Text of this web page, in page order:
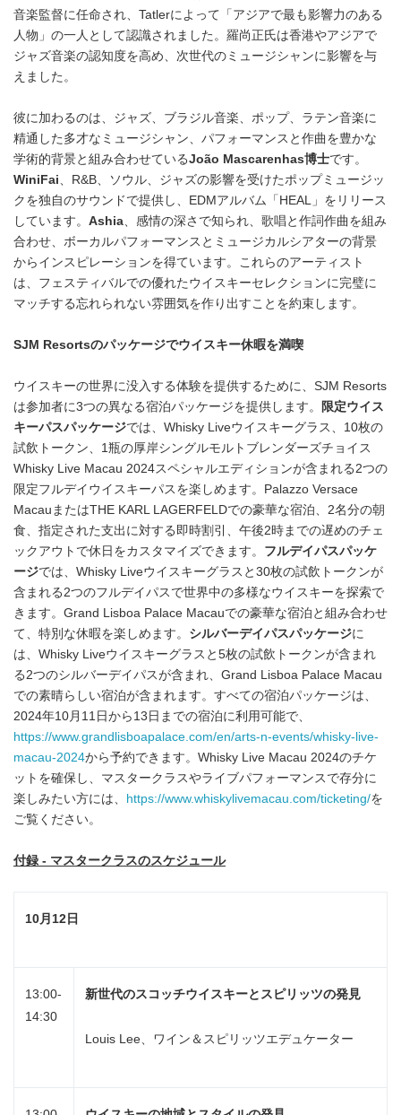
音楽監督に任命され、Tatlerによって「アジアで最も影響力のある
人物」の一人として認識されました。羅尚正氏は香港やアジアで
ジャズ音楽の認知度を高め、次世代のミュージシャンに影響を与
えました。
彼に加わるのは、ジャズ、ブラジル音楽、ポップ、ラテン音楽に
精通した多才なミュージシャン、パフォーマンスと作曲を豊かな
学術的背景と組み合わせているJoão Mascarenhas博士です。
WiniFai 、R&B、ソウル、ジャズの影響を受けたポップミュージッ
クを独自のサウンドで提供し、EDMアルバム「HEAL」をリリース
しています。 Ashia 、感情の深さで知られ、歌唱と作詞作曲を組み
合わせ、ボーカルパフォーマンスとミュージカルシアターの背景
からインスピレーションを得ています。これらのアーティスト
は、フェスティバルでの優れたウイスキーセレクションに完璧に
マッチする忘れられない雰囲気を作り出すことを約束します。
SJM Resortsのパッケージでウイスキー休暇を満喫
ウイスキーの世界に没入する体験を提供するために、SJM Resorts
は参加者に3つの異なる宿泊パッケージを提供します。
限定ウイス
キーパスパッケージでは、Whisky Liveウイスキーグラス、10枚の
試飲トークン、1瓶の厚岸シングルモルトブレンダーズチョイス
Whisky Live Macau 2024スペシャルエディションが含まれる2つの
限定フルデイウイスキーパスを楽しめます。Palazzo Versace
MacauまたはTHE KARL LAGERFELDでの豪華な宿泊、2名分の朝
食、指定された支出に対する即時割引、午後2時までの遅めのチェ
ックアウトで休日をカスタマイズできます。 フルデイパスパッケ
ージでは、Whisky Liveウイスキーグラスと30枚の試飲トークンが
含まれる2つのフルデイパスで世界中の多様なウイスキーを探索で
きます。Grand Lisboa Palace Macauでの豪華な宿泊と組み合わせ
て、特別な休暇を楽しめます。 シルバーデイパスパッケージに
は、Whisky Liveウイスキーグラスと5枚の試飲トークンが含まれ
る2つのシルバーデイパスが含まれ、Grand Lisboa Palace Macau
での素晴らしい宿泊が含まれます。すべての宿泊パッケージは、
2024年10月11日から13日までの宿泊に利用可能で、
https://www.grandlisboapalace.com/en/arts-n-events/whisky-live-
macau-2024から予約できます。Whisky Live Macau 2024のチケ
ットを確保し、マスタークラスやライブパフォーマンスで存分に
楽しみたい方には、 https://www.whiskylivemacau.com/ticketing/を
ご覧ください。
付録 - マスタークラスのスケジュール
10月 12日
13:00-
14:30
新世代のスコッチウイスキーとスピリッツの発見
Louis Lee、ワイン＆スピリッツエデュケーター